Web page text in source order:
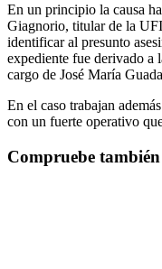
En un principio la causa
Giagnorio, titular de la
identificar al presunto
expediente fue derivado a
cargo de José María
En el caso trabajan
con un fuerte operativo
Compruebe también